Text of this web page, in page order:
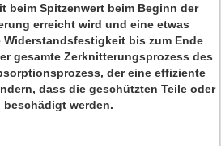
beim Spitzenwert beim Beginn der
erreicht wird und eine etwas
bis zum Ende
gesamte Zerknitterungsprozess des
der eine effiziente
dass die geschützten Teile oder
beschädigt werden.